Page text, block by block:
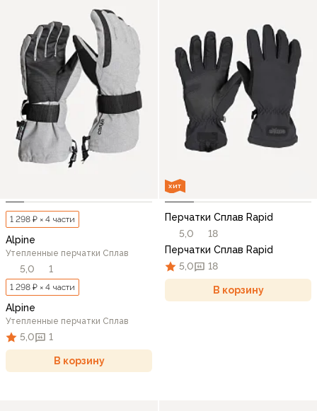
1 298 ₽ × 4 части
Alpine
Утепленные перчатки Сплав
5,0 1
1 298 ₽ × 4 части
Alpine
Утепленные перчатки Сплав
5,0 1
В корзину
ХИТ
Перчатки Сплав Rapid
5,0
18
Перчатки Сплав Rapid
5,0
18
В корзину